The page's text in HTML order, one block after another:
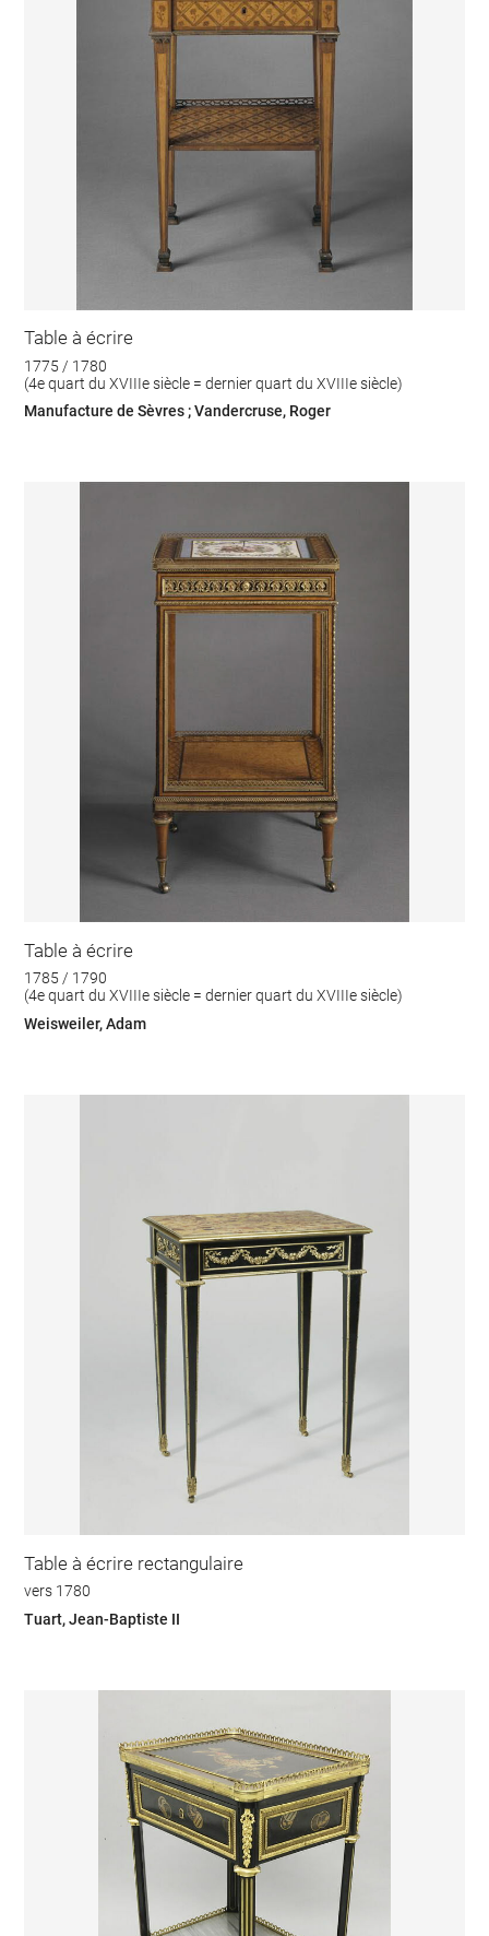
Table à écrire
1775 / 1780
(4e quart du XVIIIe siècle = dernier quart du XVIIIe siècle)
Manufacture de Sèvres ; Vandercruse, Roger
Table à écrire
1785 / 1790
(4e quart du XVIIIe siècle = dernier quart du XVIIIe siècle)
Weisweiler, Adam
Table à écrire rectangulaire
vers 1780
Tuart, Jean-Baptiste II